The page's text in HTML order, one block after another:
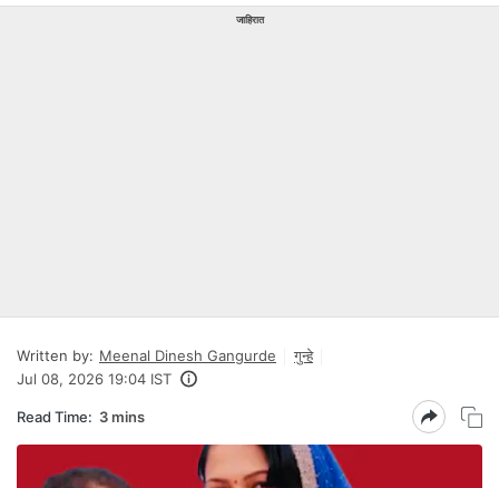
जाहिरात
Written by: Meenal Dinesh Gangurde
गुन्हे
Jul 08, 2026 19:04 IST
Read Time: 3 mins